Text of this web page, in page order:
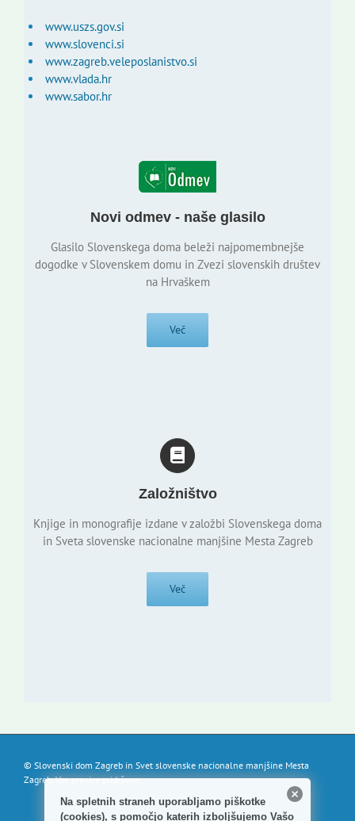
www.uszs.gov.si
www.slovenci.si
www.zagreb.veleposlanistvo.si
www.vlada.hr
www.sabor.hr
Novi odmev - naše glasilo
Glasilo Slovenskega doma beleži najpomembnejše
dogodke v Slovenskem domu in Zvezi slovenskih društev
na Hrvaškem
Več
Založništvo
Knjige in monografije izdane v založbi Slovenskega doma
in Sveta slovenske nacionalne manjšine Mesta Zagreb
Več
© Slovenski dom Zagreb in Svet slovenske nacionalne manjšine Mesta
Zagreb. Vse pravice pridržane.
Na spletnih straneh uporabljamo piškotke
(cookies), s pomočjo katerih izboljšujemo Vašo